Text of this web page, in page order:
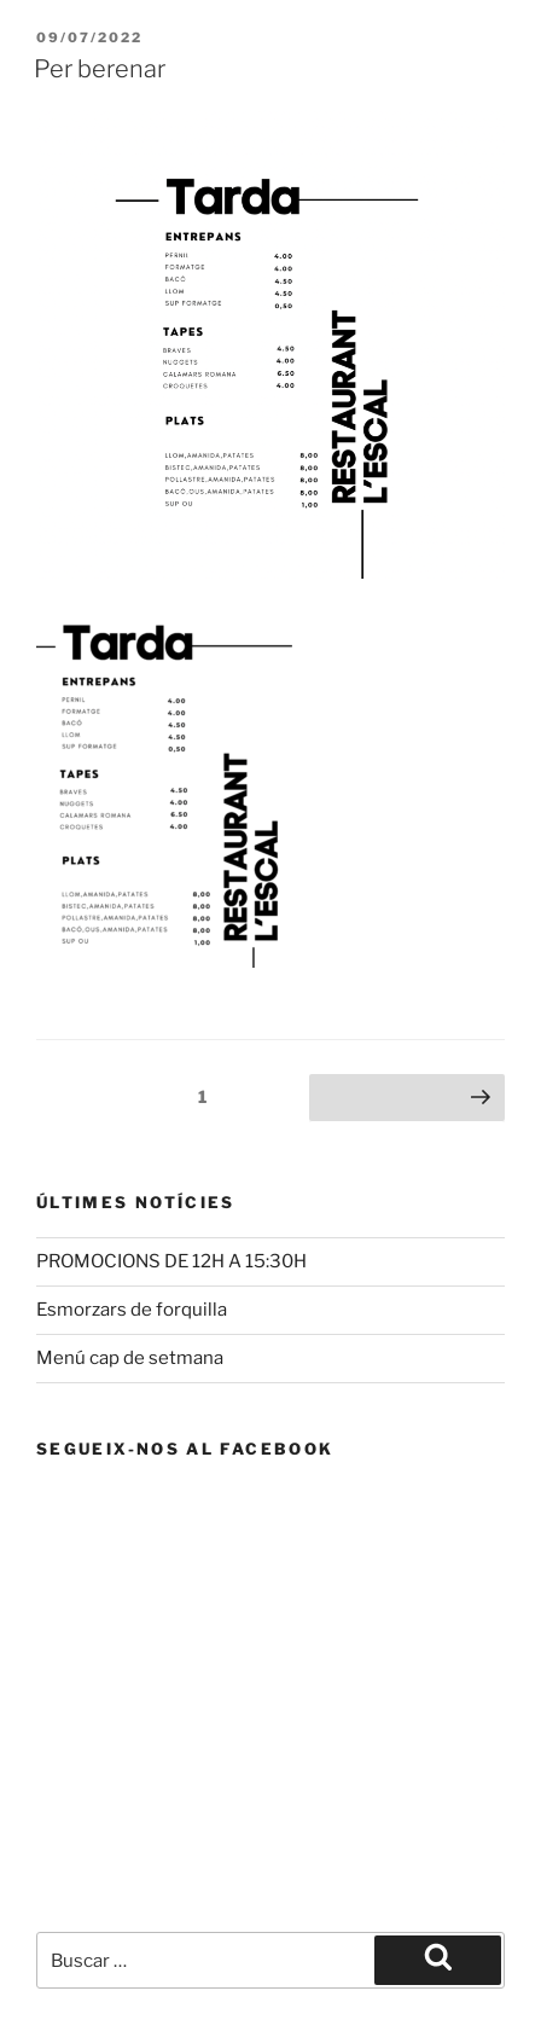
PUBLICADO
EL
09/07/2022
Per berenar
Página1 Siguiente página
ÚLTIMES NOTÍCIES
PROMOCIONS DE 12H A 15:30H
Esmorzars de forquilla
Menú cap de setmana
SEGUEIX-NOS AL FACEBOOK
por:
Buscar